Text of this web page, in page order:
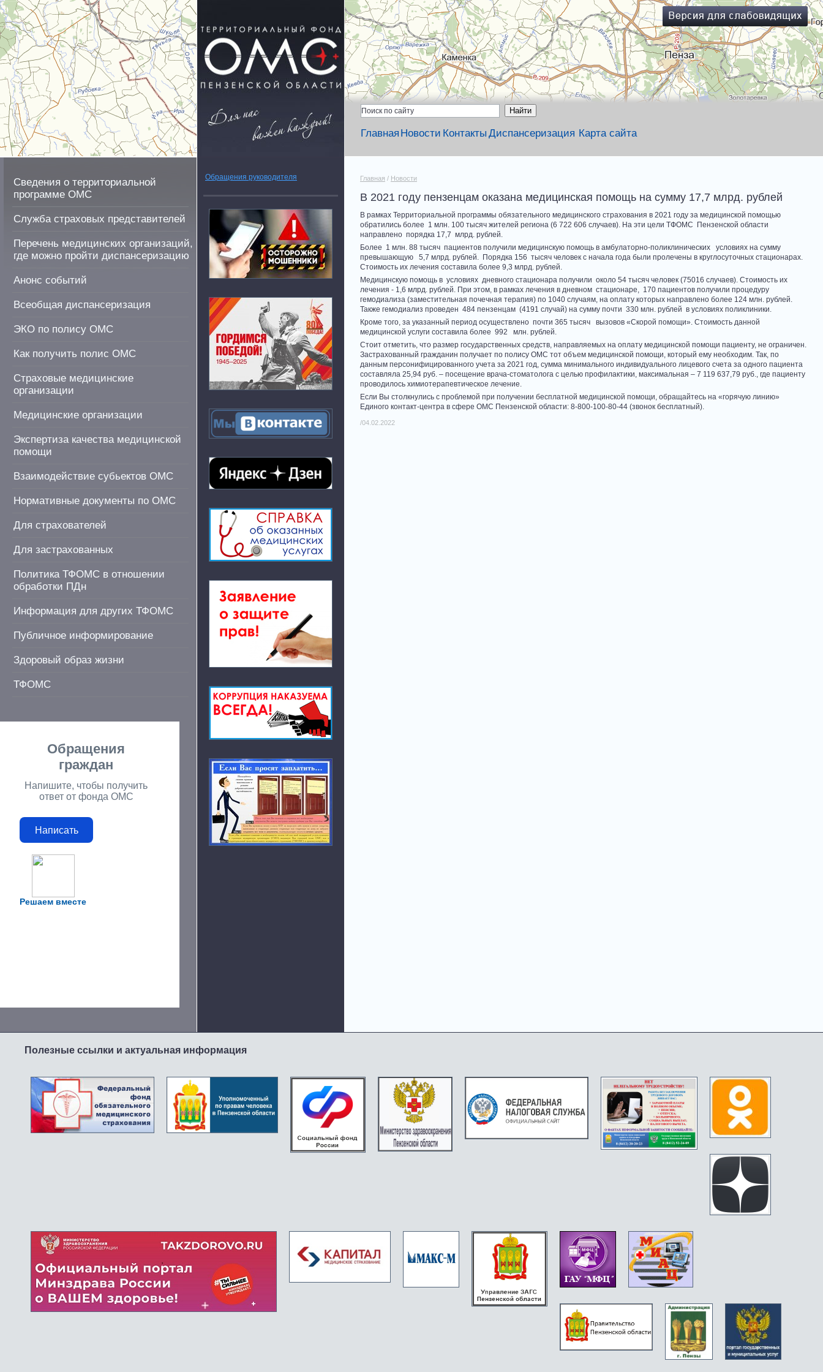
Главная Новости Контакты Диспансеризация Карта сайта
Сведения о территориальной
программе ОМС
Служба страховых представителей
Перечень медицинских организаций,
где можно пройти диспансеризацию
Анонс событий
Всеобщая диспансеризация
ЭКО по полису ОМС
Как получить полис ОМС
Страховые медицинские
организации
Медицинские организации
Экспертиза качества медицинской
помощи
Взаимодействие субьектов ОМС
Нормативные документы по ОМС
Для страхователей
Для застрахованных
Политика ТФОМС в отношении
обработки ПДн
Информация для других ТФОМС
Публичное информирование
Здоровый образ жизни
ТФОМС
Решаем вместе
Обращения
граждан
Напишите, чтобы получить
ответ от фонда ОМС
Написать
Обращения руководителя Главная / Новости
В 2021 году пензенцам оказана медицинская помощь на сумму 17,7 млрд. рублей
В рамках Территориальной программы обязательного медицинского страхования в 2021 году за медицинской помощью
обратились более 1 млн. 100 тысяч жителей региона (6 722 606 случаев). На эти цели ТФОМС Пензенской области
направлено порядка 17,7 млрд. рублей.
Более 1 млн. 88 тысяч пациентов получили медицинскую помощь в амбулаторно-поликлинических условиях на сумму
превышающую 5,7 млрд. рублей. Порядка 156 тысяч человек с начала года были пролечены в круглосуточных стационарах.
Стоимость их лечения составила более 9,3 млрд. рублей.
Медицинскую помощь в условиях дневного стационара получили около 54 тысяч человек (75016 случаев). Стоимость их
лечения - 1,6 млрд. рублей. При этом, в рамках лечения в дневном стационаре, 170 пациентов получили процедуру
гемодиализа (заместительная почечная терапия) по 1040 случаям, на оплату которых направлено более 124 млн. рублей.
Также гемодиализ проведен 484 пензенцам (4191 случай) на сумму почти 330 млн. рублей в условиях поликлиники.
Кроме того, за указанный период осуществлено почти 365 тысяч вызовов «Скорой помощи». Стоимость данной
медицинской услуги составила более 992 млн. рублей.
Стоит отметить, что размер государственных средств, направляемых на оплату медицинской помощи пациенту, не ограничен.
Застрахованный гражданин получает по полису ОМС тот объем медицинской помощи, который ему необходим. Так, по
данным персонифицированного учета за 2021 год, сумма минимального индивидуального лицевого счета за одного пациента
составляла 25,94 руб. – посещение врача-стоматолога с целью профилактики, максимальная – 7 119 637,79 руб., где пациенту
проводилось химиотерапевтическое лечение.
Если Вы столкнулись с проблемой при получении бесплатной медицинской помощи, обращайтесь на «горячую линию»
Единого контакт-центра в сфере ОМС Пензенской области: 8-800-100-80-44 (звонок бесплатный).
/04.02.2022
Полезные ссылки и актуальная информация